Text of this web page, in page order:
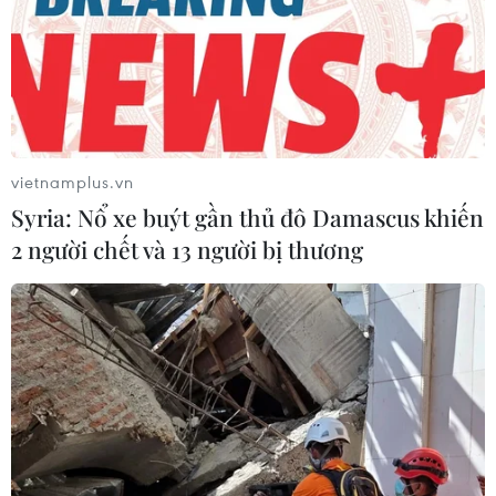
trẻ em thiệt mạng trong 300 ngày
qua
06/08/2026 22:56
Iran và Oman thống nhất mở lại eo
biển Hormuz trong 60 ngày
06/08/2026 12:25
Israel thử nghiệm tên lửa Arrow giữa
lúc căng thẳng khu vực leo thang
06/08/2026 11:17
Iran cảnh báo đáp trả nhằm vào hạ
tầng năng lượng khu vực nếu bị tấn
vietnamplus.vn
Syria: Nổ xe buýt gần thủ đô Damascus khiến
2 người chết và 13 người bị thương